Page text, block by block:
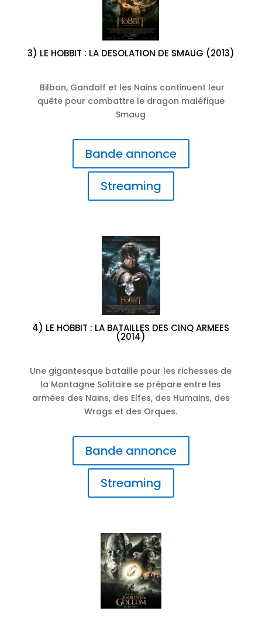
3) LE HOBBIT : LA DESOLATION DE SMAUG (2013)
Bilbon, Gandalf et les Nains continuent leur
quête pour combattre le dragon maléfique
Smaug
Bande annonce
Streaming
4) LE HOBBIT : LA BATAILLES DES CINQ ARMEES
(2014)
Une gigantesque bataille pour les richesses de
la Montagne Solitaire se prépare entre les
armées des Nains, des Elfes, des Humains, des
Wrags et des Orques.
Bande annonce
Streaming